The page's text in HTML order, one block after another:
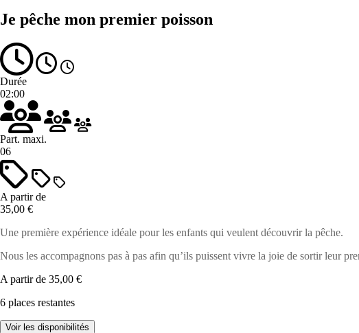
Je pêche mon premier poisson
Durée
02:00
Part. maxi.
06
A partir de
35,00 €
Une première expérience idéale pour les enfants qui veulent découvrir la pêche.
Nous les accompagnons pas à pas afin qu’ils puissent vivre la joie de sortir leur
A partir de 35,00 €
6 places restantes
Voir les disponibilités